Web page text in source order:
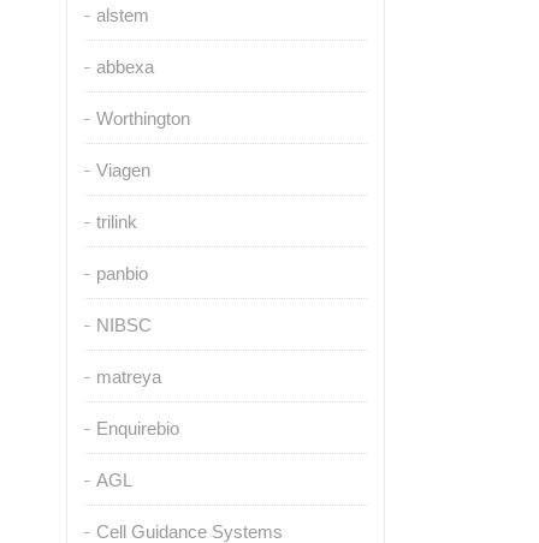
alstem
abbexa
Worthington
Viagen
trilink
panbio
NIBSC
matreya
Enquirebio
AGL
Cell Guidance Systems